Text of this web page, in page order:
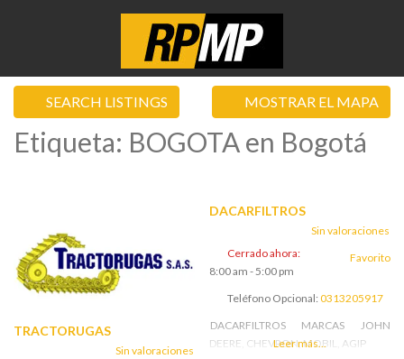
SEARCH LISTINGS MOSTRAR EL MAPA
Etiqueta: BOGOTA en Bogotá
TRACTORUGAS
Sin valoraciones
DACARFILTROS
Sin valoraciones
Favorito
Cerrado ahora:
8:00 am - 5:00 pm
Teléfono Opcional: 0313205917
DACARFILTROS MARCAS JOHN
DEERE, CHEVRON, MOBIL, AGIP
Leer más...